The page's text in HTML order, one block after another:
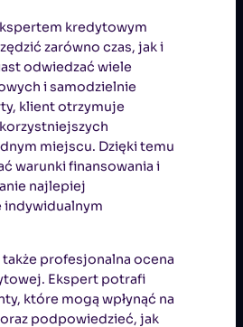
kredytowym
zarówno czas, jak i
odwiedzać wiele
i samodzielnie
klient otrzymuje
miejscu. Dzięki temu
warunki finansowania i
najlepiej
także profesjonalna ocena
Ekspert potrafi
które mogą wpłynąć na
podpowiedzieć, jak